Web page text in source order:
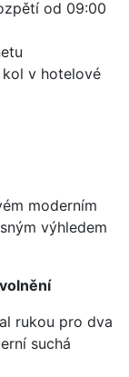
od 09:00
kol v hotelové
moderním
výhledem
rukou pro dva
suchá